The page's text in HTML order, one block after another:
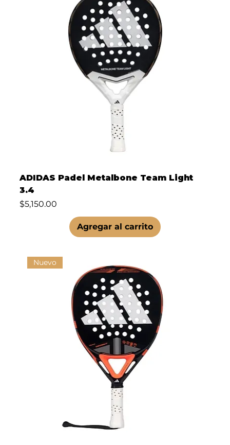
ADIDAS Padel Metalbone Team Light
3.4
Precio
$5,150.00
Agregar al carrito
Nuevo